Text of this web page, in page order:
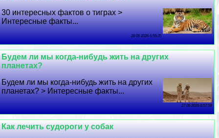
30 интересных фактов о тиграх >
Интересные факты...
28 06 2026 6:59:35
Будем ли мы когда-нибудь жить на других
планетах?
Будем ли мы когда-нибудь жить на других
планетах? > Интересные факты...
27 06 2026 8:57:59
Как лечить судороги у собак